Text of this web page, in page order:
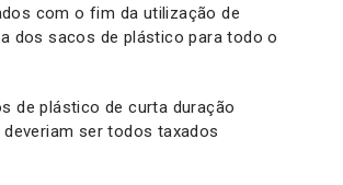
com o fim da utilização de
dos sacos de plástico para todo o
de plástico de curta duração
ser todos taxados